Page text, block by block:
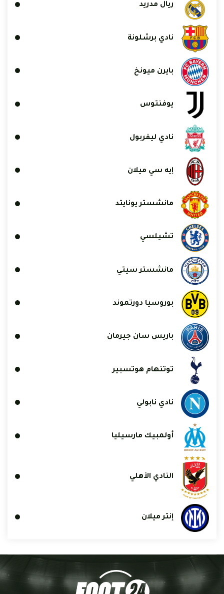
ريال مدريد
نادي برشلونة
بايرن ميونخ
يوفنتوس
نادي ليفربول
إيه سي ميلان
مانشستر يونايتد
تشيلسي
مانشستر سيتي
بوروسيا دورتموند
باريس سان جيرمان
توتنهام هوتسبير
نادي نابولي
أولمبيك مارسيليا
النادي الأهلي
إنتر ميلان